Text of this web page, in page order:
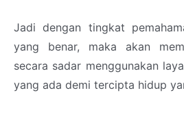
Jadi dengan tingkat
yang benar, maka akan
secara sadar menggunakan
yang ada demi tercipta hidup